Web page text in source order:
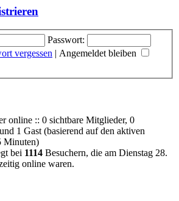
Passwort:
vergessen | Angemeldet bleiben
online :: 0 sichtbare Mitglieder, 0
1 Gast (basierend auf den aktiven
Minuten)
bei 1114 Besuchern, die am Dienstag 28.
online waren.